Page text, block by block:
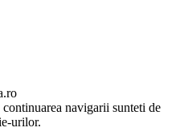
navigarii sunteti de
urilor.